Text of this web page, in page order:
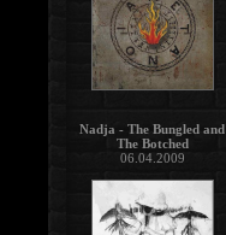
Nadja - The Bungled and
The Botched
06.04.2009